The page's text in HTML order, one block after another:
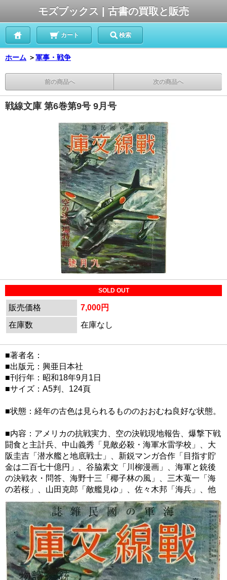
モズブックス | 古書の買取と販売
カート 検索
ホーム ＞軍事・戦争
前の商品へ 次の商品へ
戦線文庫 第6巻第9号 9月号
SOLD OUT
販売価格
7,000円
在庫数
在庫なし
■著者名：
■出版元：興亜日本社
■刊行年：昭和18年9月1日
■サイズ：A5判、124頁
■状態：経年の古色は見られるもののおおむね良好な状態。
■内容：アメリカの抗戦実力、空の決戦現地報告、爆撃下戦
闘食と主計兵、中山義秀「見敵必殺・海軍水雷学校」、大
阪圭吉「潜水艦と地底戦士」、新鋭マンガ合作「目指す貯
金は二百七十億円」、谷脇素文「川柳漫画」、海軍と銃後
の決戦衣・問答、海野十三「椰子林の風」、三木蒐一「海
の若桜」、山田克郎「敵艦見ゆ」、佐々木邦「海兵」、他